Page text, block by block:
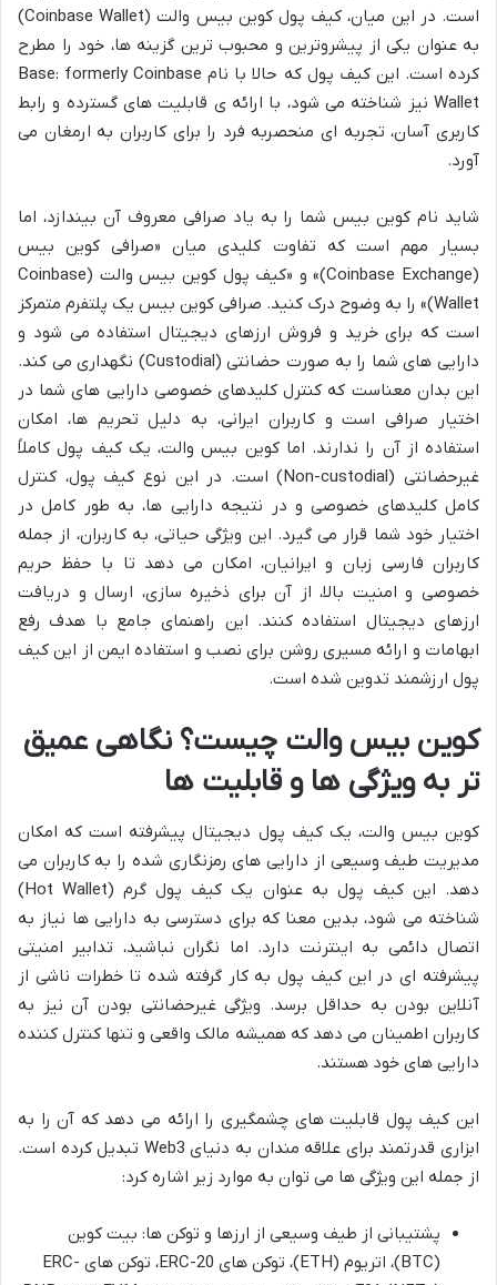
است. در این میان، کیف پول کوین بیس والت (Coinbase Wallet)
به عنوان یکی از پیشروترین و محبوب ترین گزینه ها، خود را مطرح
کرده است. این کیف پول که حالا با نام Base: formerly Coinbase
Wallet نیز شناخته می شود، با ارائه ی قابلیت های گسترده و رابط
کاربری آسان، تجربه ای منحصربه فرد را برای کاربران به ارمغان می
آورد.
شاید نام کوین بیس شما را به یاد صرافی معروف آن بیندازد، اما
بسیار مهم است که تفاوت کلیدی میان «صرافی کوین بیس
(Coinbase Exchange)» و «کیف پول کوین بیس والت (Coinbase
Wallet)» را به وضوح درک کنید. صرافی کوین بیس یک پلتفرم متمرکز
است که برای خرید و فروش ارزهای دیجیتال استفاده می شود و
دارایی های شما را به صورت حضانتی (Custodial) نگهداری می کند.
این بدان معناست که کنترل کلیدهای خصوصی دارایی های شما در
اختیار صرافی است و کاربران ایرانی، به دلیل تحریم ها، امکان
استفاده از آن را ندارند. اما کوین بیس والت، یک کیف پول کاملاً
غیرحضانتی (Non-custodial) است. در این نوع کیف پول، کنترل
کامل کلیدهای خصوصی و در نتیجه دارایی ها، به طور کامل در
اختیار خود شما قرار می گیرد. این ویژگی حیاتی، به کاربران، از جمله
کاربران فارسی زبان و ایرانیان، امکان می دهد تا با حفظ حریم
خصوصی و امنیت بالا، از آن برای ذخیره سازی، ارسال و دریافت
ارزهای دیجیتال استفاده کنند. این راهنمای جامع با هدف رفع
ابهامات و ارائه مسیری روشن برای نصب و استفاده ایمن از این کیف
پول ارزشمند تدوین شده است.
کوین بیس والت چیست؟ نگاهی عمیق
تر به ویژگی ها و قابلیت ها
کوین بیس والت، یک کیف پول دیجیتال پیشرفته است که امکان
مدیریت طیف وسیعی از دارایی های رمزنگاری شده را به کاربران می
دهد. این کیف پول به عنوان یک کیف پول گرم (Hot Wallet)
شناخته می شود، بدین معنا که برای دسترسی به دارایی ها نیاز به
اتصال دائمی به اینترنت دارد. اما نگران نباشید، تدابیر امنیتی
پیشرفته ای در این کیف پول به کار گرفته شده تا خطرات ناشی از
آنلاین بودن به حداقل برسد. ویژگی غیرحضانتی بودن آن نیز به
کاربران اطمینان می دهد که همیشه مالک واقعی و تنها کنترل کننده
دارایی های خود هستند.
این کیف پول قابلیت های چشمگیری را ارائه می دهد که آن را به
ابزاری قدرتمند برای علاقه مندان به دنیای Web3 تبدیل کرده است.
از جمله این ویژگی ها می توان به موارد زیر اشاره کرد:
پشتیبانی از طیف وسیعی از ارزها و توکن ها: بیت کوین
(BTC)، اتریوم (ETH)، توکن های ERC-20، توکن های ERC-